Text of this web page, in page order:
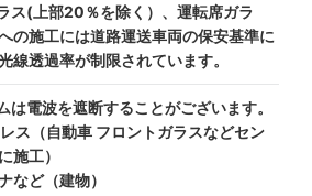
ス(上部20％を除く）、運転席ガラ
の施工には道路運送車両の保安基準に
線透過率が制限されています。
は電波を遮断することがございます。
ス（自動車 フロントガラスなどセン
施工）
など（建物）